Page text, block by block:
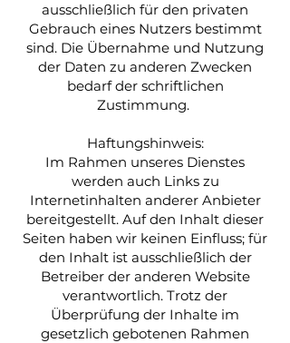
ausschließlich für den privaten
Gebrauch eines Nutzers bestimmt
sind. Die Übernahme und Nutzung
der Daten zu anderen Zwecken
bedarf der schriftlichen
Zustimmung.
Haftungshinweis:
Im Rahmen unseres Dienstes
werden auch Links zu
Internetinhalten anderer Anbieter
bereitgestellt. Auf den Inhalt dieser
Seiten haben wir keinen Einfluss; für
den Inhalt ist ausschließlich der
Betreiber der anderen Website
verantwortlich. Trotz der
Überprüfung der Inhalte im
gesetzlich gebotenen Rahmen